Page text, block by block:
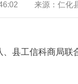
来源： 仁化
县工信科商局联